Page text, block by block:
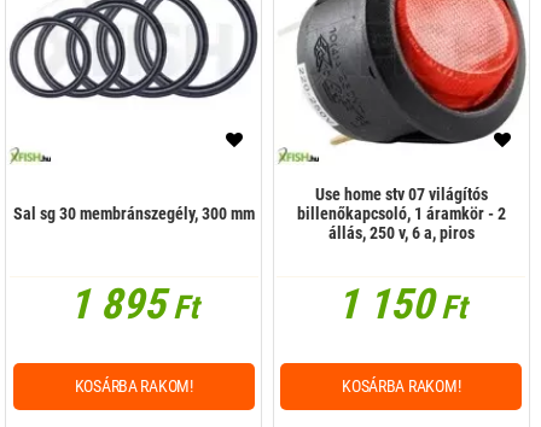
Sal sg 30 membránszegély, 300 mm
1 895Ft
KOSÁRBA RAKOM!
Use home stv 07 világítós
billenőkapcsoló, 1 áramkör - 2
állás, 250 v, 6 a, piros
1 150Ft
KOSÁRBA RAKOM!